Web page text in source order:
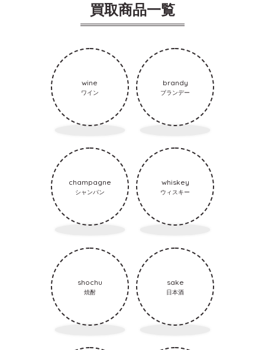
買取商品一覧
wine
ワイン
brandy
ブランデー
champagne
シャンパン
whiskey
ウィスキー
shochu
焼酎
sake
日本酒